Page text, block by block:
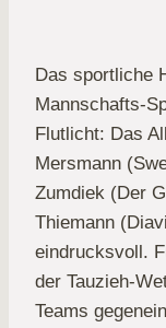
Das sportliche
Mannschafts-
Flutlicht: Das
Mersmann
Zumdiek (Der
Thiemann
eindrucksvoll.
der Tauzieh-
Teams